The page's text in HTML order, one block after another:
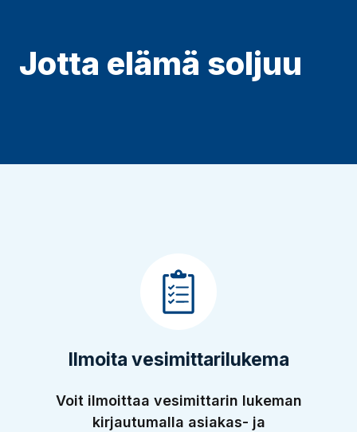
Jotta elämä soljuu
Ilmoita vesimittarilukema
Voit ilmoittaa vesimittarin lukeman
kirjautumalla asiakas- ja